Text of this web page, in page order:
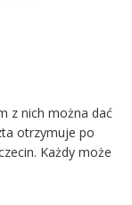
z nich można dać
otrzymuje po
Każdy może